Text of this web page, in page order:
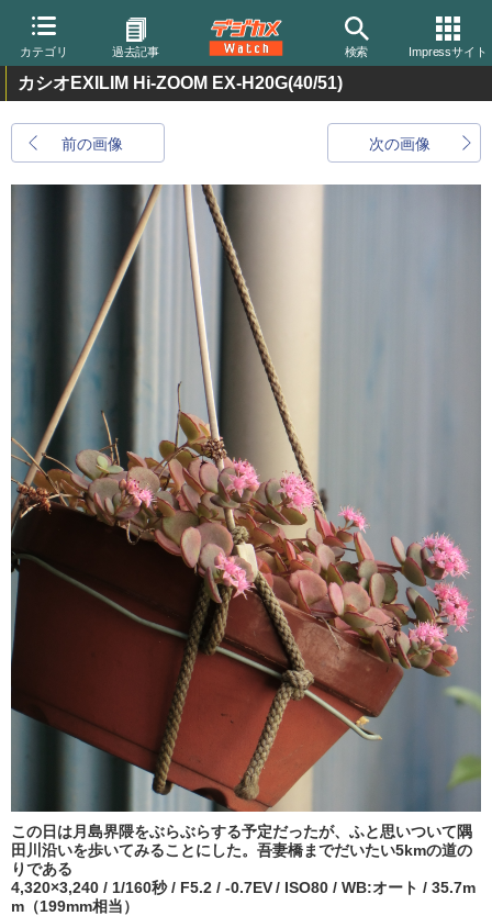
カテゴリ 過去記事 検索 Impressサイト
カシオEXILIM Hi-ZOOM EX-H20G(40/51)
前の画像 次の画像
この日は月島界隈をぶらぶらする予定だったが、ふと思いついて隅
田川沿いを歩いてみることにした。吾妻橋までだいたい5kmの道の
りである
4,320×3,240 / 1/160秒 / F5.2 / -0.7EV / ISO80 / WB:オート / 35.7m
m（199mm相当）